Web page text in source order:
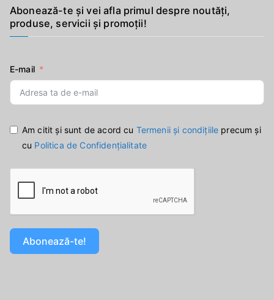
Abonează-te și vei afla primul despre noutăți,
produse, servicii și promoții!
E-mail
Am citit și sunt de acord cu Termenii și condițiile precum și
cu Politica de Confidențialitate
Abonează-te!